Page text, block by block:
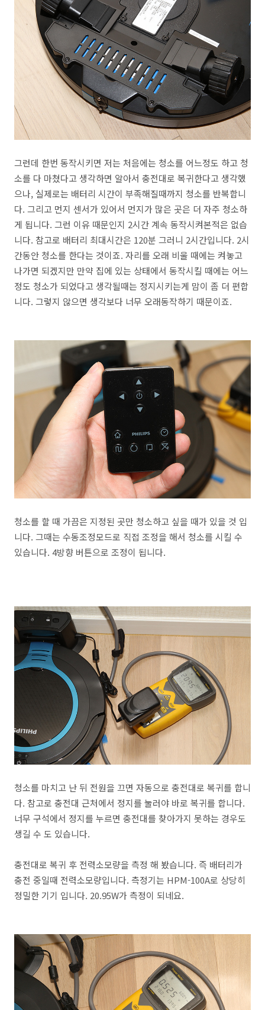
그런데 한번 동작시키면 저는 처음에는 청소를 어느정도 하고 청
소를 다 마쳤다고 생각하면 알아서 충전대로 복귀한다고 생각했
으나, 실제로는 배터리 시간이 부족해질때까지 청소를 반복합니
다. 그리고 먼지 센서가 있어서 먼지가 많은 곳은 더 자주 청소하
게 됩니다. 그런 이유 때문인지 2시간 계속 동작시켜본적은 없습
니다. 참고로 배터리 최대시간은 120분 그러니 2시간입니다. 2시
간동안 청소를 한다는 것이죠. 자리를 오래 비울 때에는 켜놓고
나가면 되겠지만 만약 집에 있는 상태에서 동작시킬 때에는 어느
정도 청소가 되었다고 생각될때는 정지시키는게 맘이 좀 더 편합
니다. 그렇지 않으면 생각보다 너무 오래동작하기 때문이죠.
청소를 할 때 가끔은 지정된 곳만 청소하고 싶을 때가 있을 것 입
니다. 그때는 수동조정모드로 직접 조정을 해서 청소를 시킬 수
있습니다. 4방향 버튼으로 조정이 됩니다.
청소를 마치고 난 뒤 전원을 끄면 자동으로 충전대로 복귀를 합니
다. 참고로 충전대 근처에서 정지를 눌러야 바로 복귀를 합니다.
너무 구석에서 정지를 누르면 충전대를 찾아가지 못하는 경우도
생길 수 도 있습니다.
충전대로 복귀 후 전력소모량을 측정 해 봤습니다. 즉 배터리가
충전 중일때 전력소모량입니다. 측정기는 HPM-100A로 상당히
정밀한 기기 입니다. 20.95W가 측정이 되네요.